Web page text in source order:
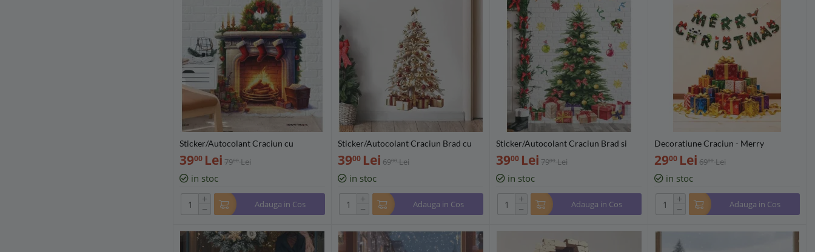
Sticker/Autocolant Craciun cu
Seminiu si Sosete 27x40cm - 222507
3900 Lei 7900 Lei
in stoc
+
− Adauga in Cos
Sticker/Autocolant Craciun Brad cu
cadouri 35x60cm - 312800
3900 Lei 6900 Lei
in stoc
+
− Adauga in Cos
Sticker/Autocolant Craciun Brad si
Cadouri 70x90cm - 695576
3900 Lei 7900 Lei
in stoc
+
− Adauga in Cos
Decoratiune Craciun - Merry
Christmas - 281474
2900 Lei 6900 Lei
in stoc
+
− Adauga in Cos